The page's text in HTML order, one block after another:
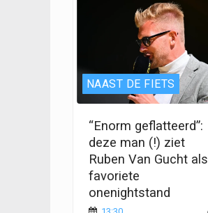
NAAST DE FIETS
“Enorm geflatteerd”:
deze man (!) ziet
Ruben Van Gucht als
favoriete
onenightstand